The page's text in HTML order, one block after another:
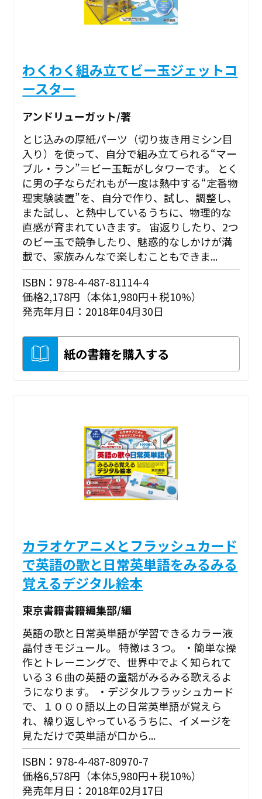
わくわく組み立てビー玉ジェットコ
ースター
アンドリューガット/著
とじ込みの厚紙パーツ（切り抜き用ミシン目
入り）を使って、自分で組み立てられる“マー
ブル・ラン”＝ビー玉転がしタワーです。 とく
に男の子ならだれもが一度は熱中する“定番物
理実験装置”を、自分で作り、試し、調整し、
また試し、と熱中しているうちに、物理的な
直感が育まれていきます。 宙返りしたり、2つ
のビー玉で競争したり、魅惑的なしかけが満
載で、家族みんなで楽しむこともできま...
ISBN：978-4-487-81114-4
価格2,178円（本体1,980円＋税10%）
発売年月日：2018年04月30日
紙の書籍を購入する
カラオケアニメとフラッシュカード
で英語の歌と日常英単語をみるみる
覚えるデジタル絵本
東京書籍書籍編集部/編
英語の歌と日常英単語が学習できるカラー液
晶付きモジュール。 特徴は３つ。 ・簡単な操
作とトレーニングで、世界中でよく知られて
いる３６曲の英語の童謡がみるみる歌えるよ
うになります。 ・デジタルフラッシュカード
で、１０００語以上の日常英単語が覚えら
れ、繰り返しやっているうちに、イメージを
見ただけで英単語が口から...
ISBN：978-4-487-80970-7
価格6,578円（本体5,980円＋税10%）
発売年月日：2018年02月17日